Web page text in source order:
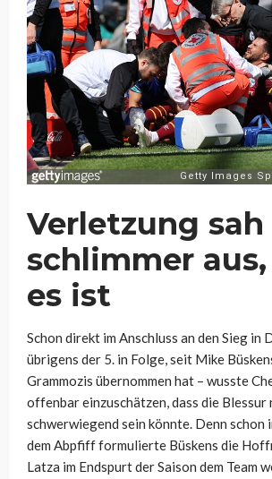
Verletzung sah
schlimmer
es ist
Schon direkt im Anschluss an den Sieg in
übrigens der 5. in Folge, seit Mike
Grammozis übernommen hat – wusste
offenbar einzuschätzen, dass die Blessur
schwerwiegend sein könnte. Denn schon
dem Abpfiff formulierte Büskens die
Latza im Endspurt der Saison dem Team